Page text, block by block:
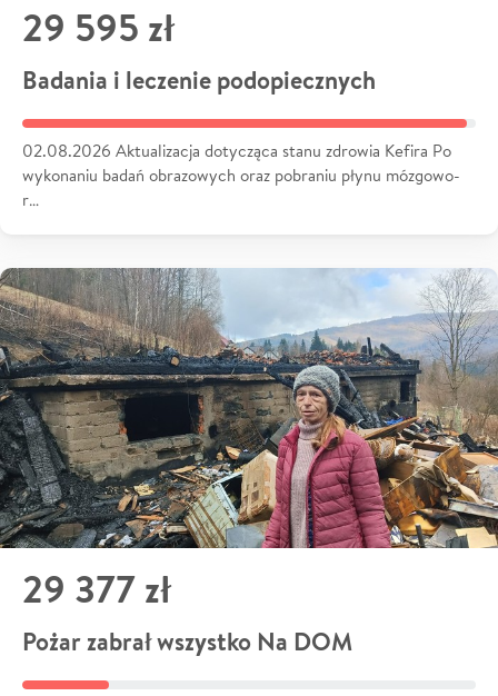
29 595 zł
Badania i leczenie podopiecznych
02.08.2026 Aktualizacja dotycząca stanu zdrowia Kefira Po
wykonaniu badań obrazowych oraz pobraniu płynu mózgowo-
r…
29 377 zł
Pożar zabrał wszystko Na DOM